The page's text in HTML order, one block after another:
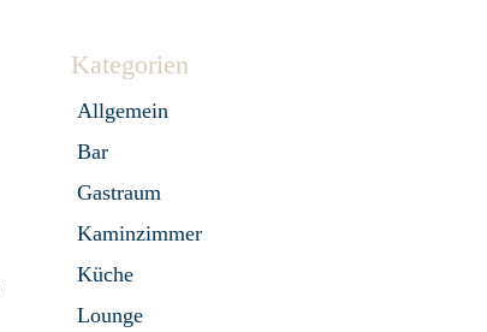
Kategorien
Allgemein
Bar
Gastraum
Kaminzimmer
Küche
Lounge